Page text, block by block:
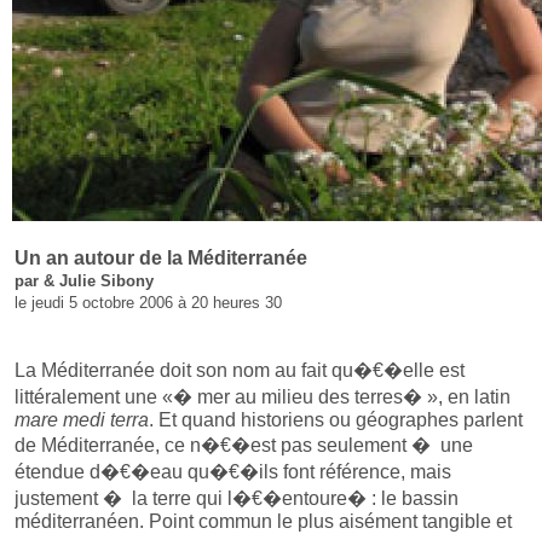
Un an autour de la Méditerranée
par & Julie Sibony
le jeudi 5 octobre 2006 à 20 heures 30
La Méditerranée doit son nom au fait qu�€�elle est
littéralement une «� mer au milieu des terres� », en latin
mare medi terra. Et quand historiens ou géographes parlent
de Méditerranée, ce n�€�est pas seulement � une
étendue d�€�eau qu�€�ils font référence, mais
justement � la terre qui l�€�entoure� : le bassin
méditerranéen. Point commun le plus aisément tangible et